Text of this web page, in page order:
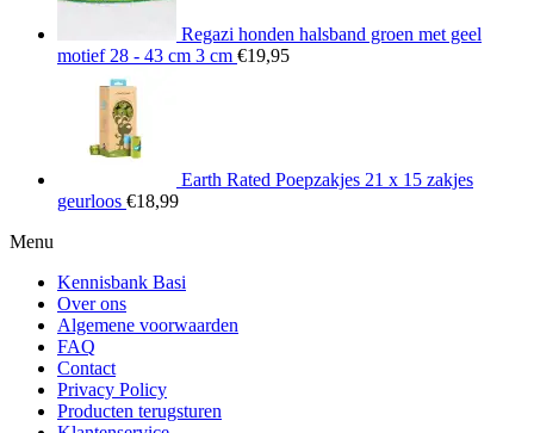
Regazi honden halsband groen met geel
motief 28 - 43 cm 3 cm €19,95
Earth Rated Poepzakjes 21 x 15 zakjes
geurloos €18,99
Menu
Kennisbank Basi
Over ons
Algemene voorwaarden
FAQ
Contact
Privacy Policy
Producten terugsturen